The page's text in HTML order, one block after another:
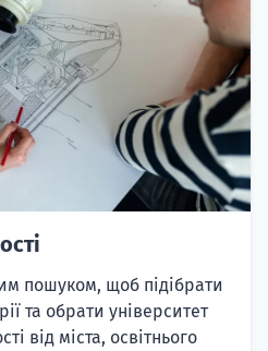
пошуком, щоб підібрати
та обрати університет
від міста, освітнього